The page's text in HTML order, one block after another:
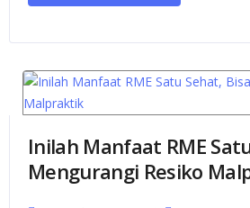
Inilah Manfaat RME
Mengurangi Resiko